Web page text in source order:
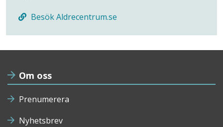
Besök Aldrecentrum.se
Om oss
Prenumerera
Nyhetsbrev